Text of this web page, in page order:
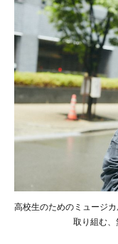
高校生のためのミュージ
取り組む、